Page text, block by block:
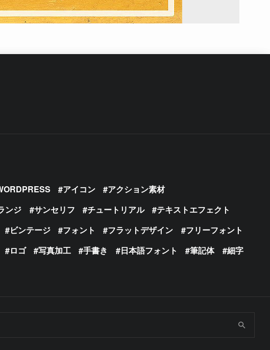
アイコン
アクション素材
ンジ サンセリフ チュートリアル
テキストエフェクト
ビンテージ フォント フラットデザイン
フリーフォント
ロゴ 写真加工 手書き 日本語フォント 筆記体
細字